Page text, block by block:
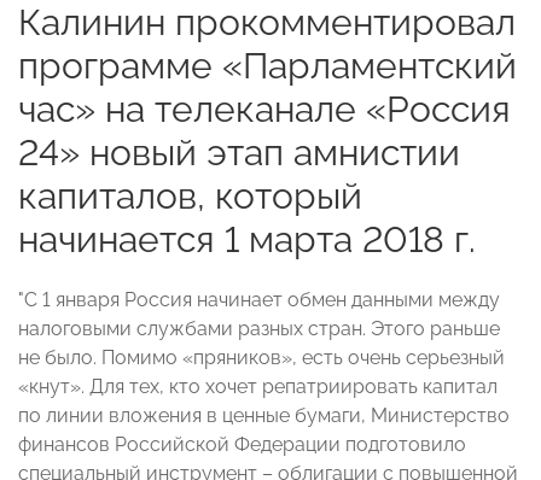
Калинин прокомментировал
программе «Парламентский
час» на телеканале «Россия
24» новый этап амнистии
капиталов, который
начинается 1 марта 2018 г.
"С 1 января Россия начинает обмен данными между
налоговыми службами разных стран. Этого раньше
не было. Помимо «пряников», есть очень серьезный
«кнут». Для тех, кто хочет репатриировать капитал
по линии вложения в ценные бумаги, Министерство
финансов Российской Федерации подготовило
специальный инструмент – облигации с повышенной